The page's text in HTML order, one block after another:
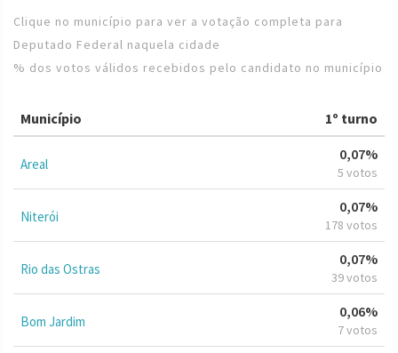
Clique no município para ver a votação completa para
Deputado Federal naquela cidade
% dos votos válidos recebidos pelo candidato no município
Município 1º turno
Areal
0,07%
5 votos
Niterói
0,07%
178 votos
Rio das Ostras
0,07%
39 votos
Bom Jardim
0,06%
7 votos